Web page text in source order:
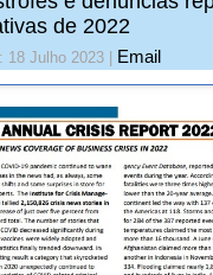
de 2022
18 Julho 2023 Email